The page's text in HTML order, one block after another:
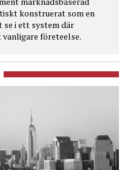
konstruerat som en
se i ett system där
företeelse.